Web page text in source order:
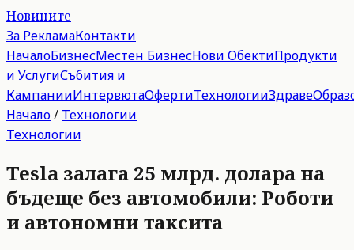
Новините
За РекламаКонтакти
НачалоБизнесМестен БизнесНови ОбектиПродукти
и УслугиСъбития и
КампанииИнтервютаОфертиТехнологииЗдраве
Начало/ Технологии
Технологии
Tesla залага 25 млрд. долара на
бъдеще без автомобили: Роботи
и автономни таксита